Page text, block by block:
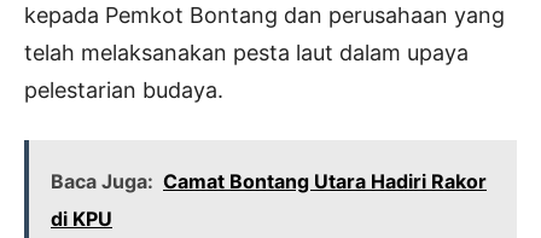
kepada Pemkot Bontang dan perusahaan yang
telah melaksanakan pesta laut dalam upaya
pelestarian budaya.
Baca Juga: Camat Bontang Utara Hadiri Rakor
di KPU